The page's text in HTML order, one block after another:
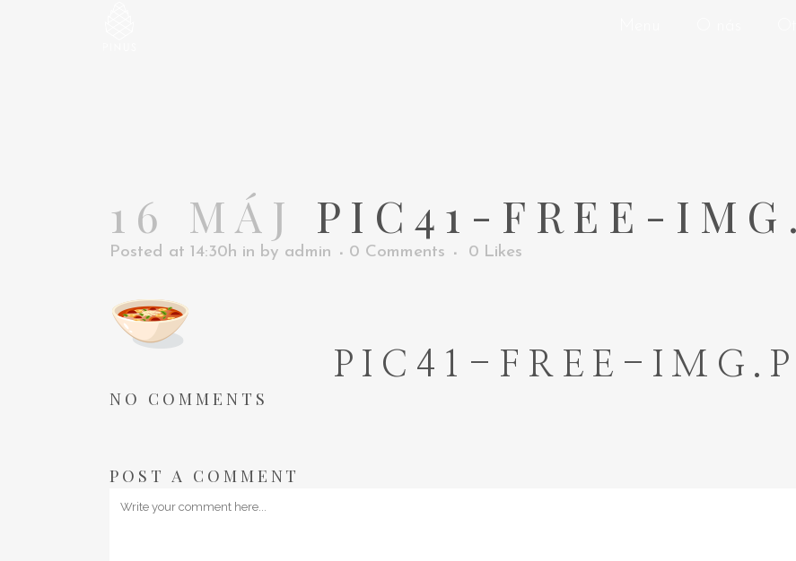
PIC41-FREE-
16 MÁJ PIC41-FREE-
Posted at 14:30h in by admin 0 Comments 0 Likes
NO COMMENTS
POST A COMMENT